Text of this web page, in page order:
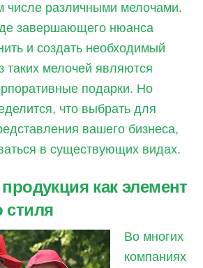
числе различными мелочами.
завершающего нюанса
и создать необходимый
таких мелочей являются
подарки. Но
что выбрать для
вашего бизнеса,
в существующих видах.
как элемент
Во многих
компаниях